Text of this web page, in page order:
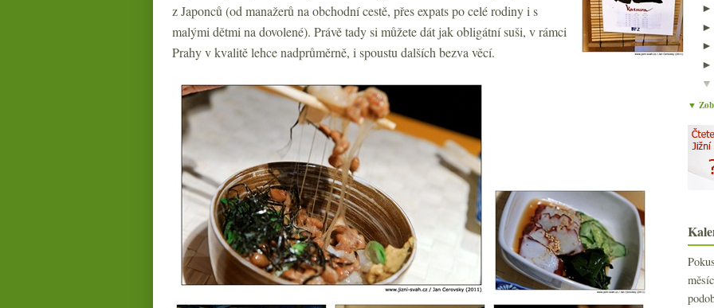
z Japonců (od manažerů na obchodní cestě, přes expats po celé rodiny i s
malými dětmi na dovolené). Právě tady si můžete dát jak obligátní suši, v rámci
Prahy v kvalitě lehce nadprůměrně, i spoustu dalších bezva věcí.
▼